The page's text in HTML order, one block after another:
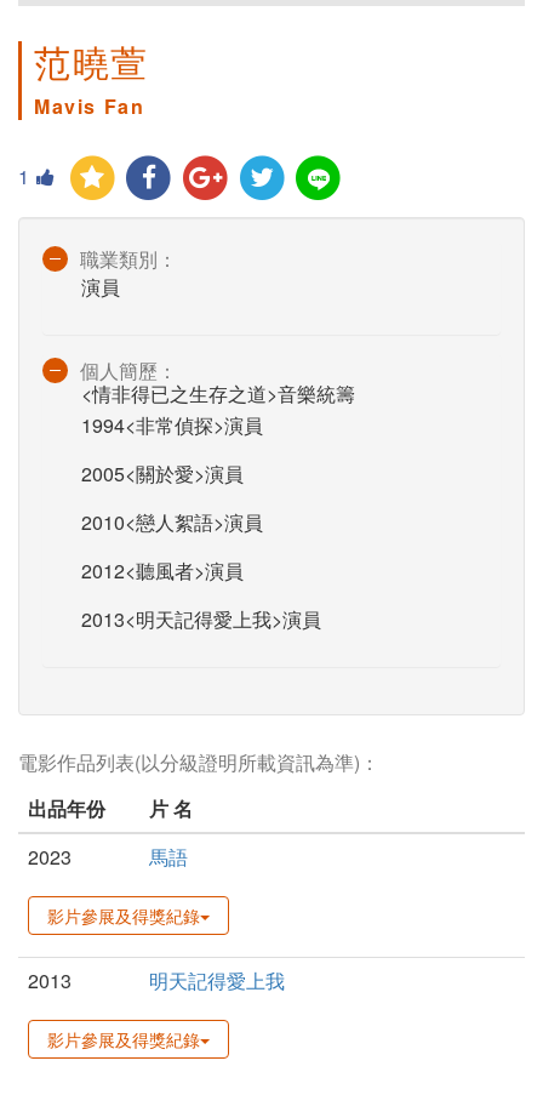
范曉萱
Mavis Fan
1
職業類別：
演員
個人簡歷：
<情非得已之生存之道>音樂統籌
1994<非常偵探>演員
2005<關於愛>演員
2010<戀人絮語>演員
2012<聽風者>演員
2013<明天記得愛上我>演員
電影作品列表(以分級證明所載資訊為準)：
出品年份
片 名
2023
馬語
影片參展及得獎紀錄
2013 明天記得愛上我
影片參展及得獎紀錄